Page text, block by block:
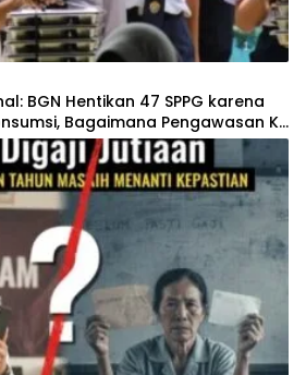
BGN Hentikan 47 SPPG karena
Bagaimana Pengawasan Ke